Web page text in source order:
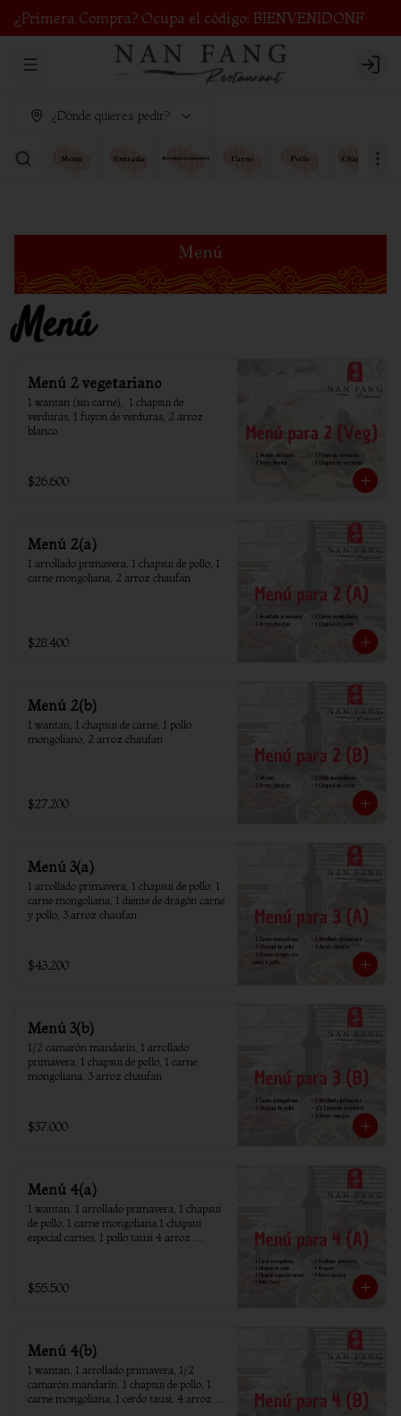
¿Primera Compra? Ocupa el código: BIENVENIDONF
Abrir menu de navegación Login
¿Dónde quieres pedir?
Menú
Menú 2 vegetariano
1 wantan (sin carne),  1 chapsui de
verduras, 1 fuyon de verduras, 2 arroz
blanco
$26.600
Menú 2(a)
1 arrollado primavera, 1 chapsui de pollo, 1
carne mongoliana, 2 arroz chaufan
$28.400
Menú 2(b)
1 wantan, 1 chapsui de carne, 1 pollo
mongoliano, 2 arroz chaufan
$27.200
Menú 3(a)
1 arrollado primavera, 1 chapsui de pollo, 1
carne mongoliana, 1 diente de dragón carne
y pollo, 3 arroz chaufan
$43.200
Menú 3(b)
1/2 camarón mandarín, 1 arrollado
primavera, 1 chapsui de pollo, 1 carne
mongoliana, 3 arroz chaufan
$37.000
Menú 4(a)
1 wantan, 1 arrollado primavera, 1 chapsui
de pollo, 1 carne mongoliana,1 chapsui
especial carnes, 1 pollo tausi 4 arroz
$55.500
Menú 4(b)
1 wantan, 1 arrollado primavera, 1/2
camarón mandarín, 1 chapsui de pollo, 1
carne mongoliana, 1 cerdo tausi, 4 arroz